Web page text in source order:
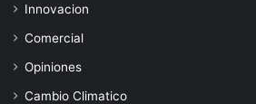
Innovacion
Comercial
Opiniones
Cambio Climatico